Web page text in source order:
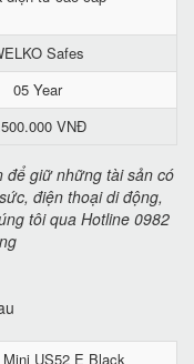
Safes
05 Year
VNĐ
giữ những tài sản có
điện thoại di động,
tôi qua Hotline 0982
US52 E Black